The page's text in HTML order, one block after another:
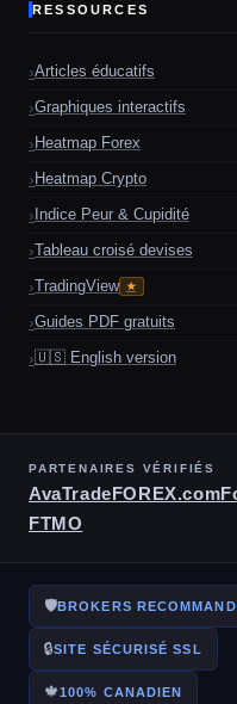
RESSOURCES
Articles éducatifs
Graphiques interactifs
Heatmap Forex
Heatmap Crypto
Indice Peur & Cupidité
Tableau croisé devises
TradingView ★
Guides PDF gratuits
🇺🇸 English version
PARTENAIRES VÉRIFIÉS
AvaTradeFOREX.com
FTMO
🛡BROKERS
🔒SITE SÉCURISÉ SSL
🍁100% CANADIEN